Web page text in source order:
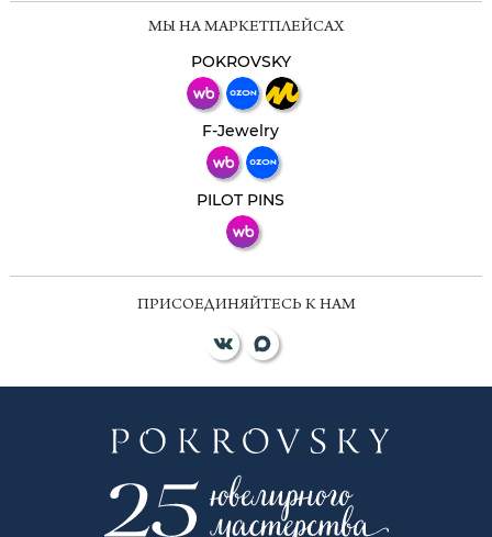
МЫ НА МАРКЕТПЛЕЙСАХ
POKROVSKY
F-Jewelry
PILOT PINS
ПРИСОЕДИНЯЙТЕСЬ К НАМ